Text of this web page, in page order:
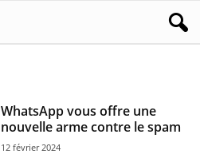
WhatsApp vous offre une
nouvelle arme contre le spam
12 février 2024